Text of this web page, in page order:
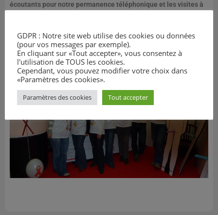
écoutants pour notre permanence téléphonique et les visites à
Ce bénévolat vous intéresse ? Envoyez un message à
aide.info.sida@gmail.com
GDPR : Notre site web utilise des cookies ou données
(pour vos messages par exemple).
En cliquant sur «Tout accepter», vous consentez à
l'utilisation de TOUS les cookies.
Cependant, vous pouvez modifier votre choix dans
«Paramètres des cookies».
Paramètres des cookies Tout accepter